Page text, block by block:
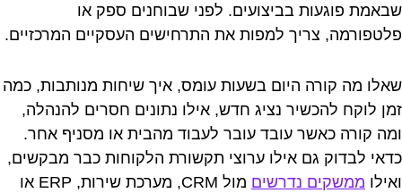
שבאמת פוגעות בביצועים. לפני שבוחנים ספק או
פלטפורמה, צריך למפות את התרחישים העסקיים המרכזיים.
שאלו מה קורה היום בשעות עומס, איך שיחות מנותבות, כמה
זמן לוקח להכשיר נציג חדש, אילו נתונים חסרים להנהלה,
ומה קורה כאשר עובד עובר לעבוד מהבית או מסניף אחר.
כדאי לבדוק גם אילו ערוצי תקשורת הלקוחות כבר מבקשים,
ואילו ממשקים נדרשים
מול CRM, מערכת שירות, ERP או